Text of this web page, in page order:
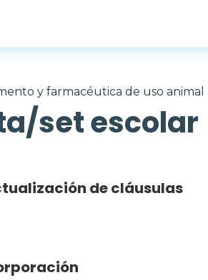
y farmacéutica de uso animal
set escolar
de cláusulas